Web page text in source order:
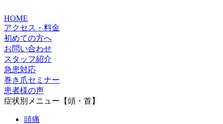
HOME
アクセス・料金
初めての方へ
お問い合わせ
スタッフ紹介
急患対応
巻き爪セミナー
患者様の声
症状別メニュー【頭・首】
頭痛